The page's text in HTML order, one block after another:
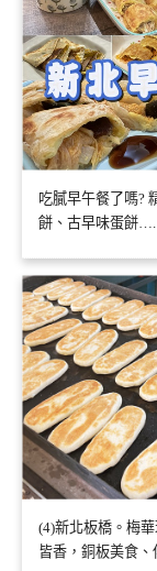
吃膩早午餐了嗎?
餅、古早味蛋餅….
(4)新北板橋。梅
皆香，銅板美食、